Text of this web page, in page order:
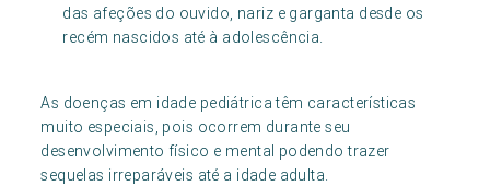
das afeções do ouvido, nariz e garganta desde os
recém nascidos até à adolescência.
As doenças em idade pediátrica têm características
muito especiais, pois ocorrem durante seu
desenvolvimento físico e mental podendo trazer
sequelas irreparáveis até a idade adulta.